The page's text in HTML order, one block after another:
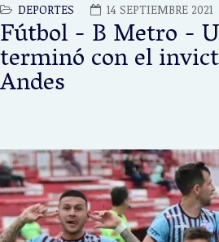
DEPORTES 14 SEPTIEMBRE 2021
Fútbol - B Metro -
terminó con el
Andes